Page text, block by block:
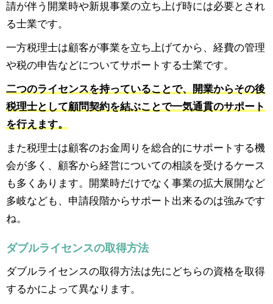
請が伴う開業時や新規事業の立ち上げ時には必要とされ
る士業です。
一方税理士は顧客が事業を立ち上げてから、経費の管理
や税の申告などについてサポートする士業です。
二つのライセンスを持っていることで、開業からその後
税理士として顧問契約を結ぶことで一気通貫のサポート
を行えます。
また税理士は顧客のお金周りを総合的にサポートする機
会が多く、顧客から経営についての相談を受けるケース
も多くあります。開業時だけでなく事業の拡大展開など
多岐なども、申請段階からサポート出来るのは強みです
ね。
ダブルライセンスの取得方法
ダブルライセンスの取得方法は先にどちらの資格を取得
するかによって異なります。